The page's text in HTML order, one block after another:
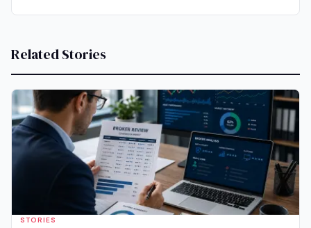
Related Stories
STORIES